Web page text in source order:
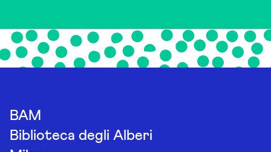
BAM
Biblioteca degli Alberi